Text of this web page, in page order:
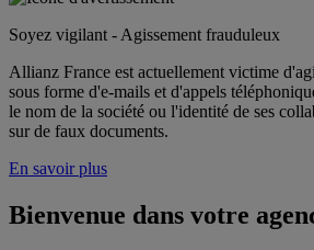
Soyez vigilant - Agissement frauduleux
Allianz France est actuellement victime
sous forme d'e-mails et d'appels
le nom de la société ou l'identité de ses
sur de faux documents.
En savoir plus
Bienvenue dans votre